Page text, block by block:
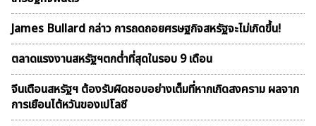
James Bullard กล่าว การถดถอยศรษฐกิจสหรัฐจะไม่เกิดขึ้น!
ตลาดเเรงงานสหรัฐฯตกต่ำที่สุดในรอบ 9 เดือน
จีนเตือนสหรัฐฯ ต้องรับผิดชอบอย่างเต็มที่หากเกิดสงคราม ผลจาก
การเยือนไต้หวันของเปโลซี